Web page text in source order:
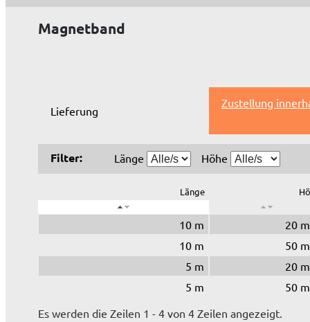
Magnetband
Lieferung
Zustellung
Filter: Länge Höhe
Länge
10 m
20
10 m
50
5 m
20
5 m
50
Es werden die Zeilen 1 - 4 von 4 Zeilen angezeigt.